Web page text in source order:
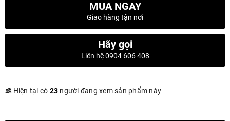
MUA NGAY
Giao hàng tận nơi
Hãy gọi
Liên hệ 0904 606 408
Hiện tại có 23 người đang xem sản phẩm này